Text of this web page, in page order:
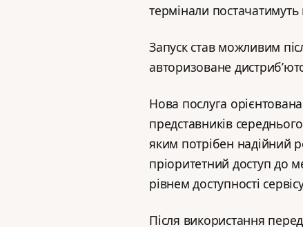
термінали
Запуск став можливим
авторизоване
Нова послуга
представників
яким потрібен надійний
пріоритетний доступ до
рівнем доступності
Після використання